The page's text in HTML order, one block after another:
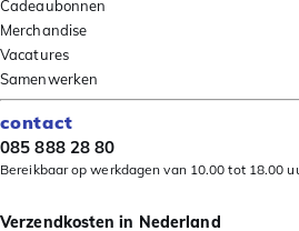
Cadeaubonnen
Merchandise
Vacatures
Samenwerken
contact
085 888 28 80
Bereikbaar op werkdagen van 10.00 tot 18.00
Verzendkosten in Nederland